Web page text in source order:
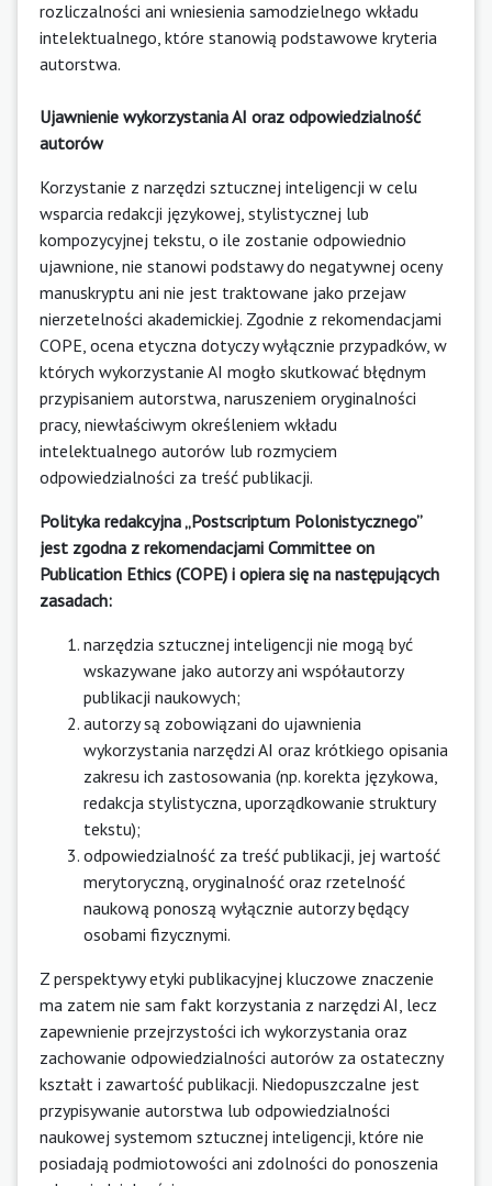
rozliczalności ani wniesienia samodzielnego wkładu
intelektualnego, które stanowią podstawowe kryteria
autorstwa.
Ujawnienie wykorzystania AI oraz odpowiedzialność
autorów
Korzystanie z narzędzi sztucznej inteligencji w celu
wsparcia redakcji językowej, stylistycznej lub
kompozycyjnej tekstu, o ile zostanie odpowiednio
ujawnione, nie stanowi podstawy do negatywnej oceny
manuskryptu ani nie jest traktowane jako przejaw
nierzetelności akademickiej. Zgodnie z rekomendacjami
COPE, ocena etyczna dotyczy wyłącznie przypadków, w
których wykorzystanie AI mogło skutkować błędnym
przypisaniem autorstwa, naruszeniem oryginalności
pracy, niewłaściwym określeniem wkładu
intelektualnego autorów lub rozmyciem
odpowiedzialności za treść publikacji.
Polityka redakcyjna „Postscriptum Polonistycznego”
jest zgodna z rekomendacjami Committee on
Publication Ethics (COPE) i opiera się na następujących
zasadach:
narzędzia sztucznej inteligencji nie mogą być
wskazywane jako autorzy ani współautorzy
publikacji naukowych;
autorzy są zobowiązani do ujawnienia
wykorzystania narzędzi AI oraz krótkiego opisania
zakresu ich zastosowania (np. korekta językowa,
redakcja stylistyczna, uporządkowanie struktury
tekstu);
odpowiedzialność za treść publikacji, jej wartość
merytoryczną, oryginalność oraz rzetelność
naukową ponoszą wyłącznie autorzy będący
osobami fizycznymi.
Z perspektywy etyki publikacyjnej kluczowe znaczenie
ma zatem nie sam fakt korzystania z narzędzi AI, lecz
zapewnienie przejrzystości ich wykorzystania oraz
zachowanie odpowiedzialności autorów za ostateczny
kształt i zawartość publikacji. Niedopuszczalne jest
przypisywanie autorstwa lub odpowiedzialności
naukowej systemom sztucznej inteligencji, które nie
posiadają podmiotowości ani zdolności do ponoszenia